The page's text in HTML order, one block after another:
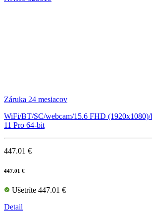
Záruka 24 mesiacov
WiFi/BT/SC/webcam/15.6 FHD
11 Pro 64-bit
447.01 €
447.01 €
Ušetríte 447.01 €
Detail